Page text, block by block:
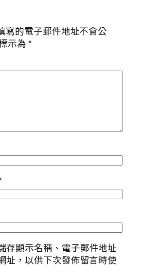
寫的電子郵件地址不會公
示為*
存顯示名稱、電子郵件地址
址，以供下次發佈留言時使